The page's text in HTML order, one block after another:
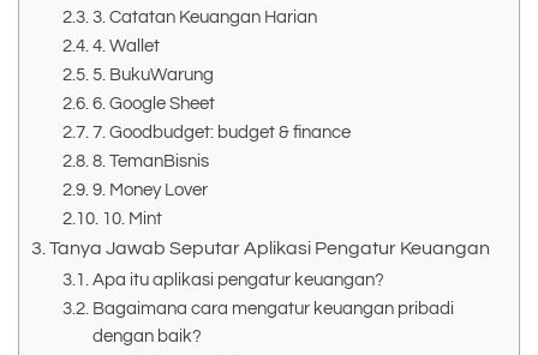
3. Catatan Keuangan Harian
4. Wallet
5. BukuWarung
6. Google Sheet
7. Goodbudget: budget & finance
8. TemanBisnis
9. Money Lover
10. Mint
Tanya Jawab Seputar Aplikasi Pengatur Keuangan
Apa itu aplikasi pengatur keuangan?
Bagaimana cara mengatur keuangan pribadi
dengan baik?